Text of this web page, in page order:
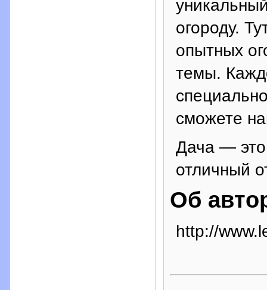
огороду.
опытных
темы.
сможете
Дача — это
отличный
Об
http://